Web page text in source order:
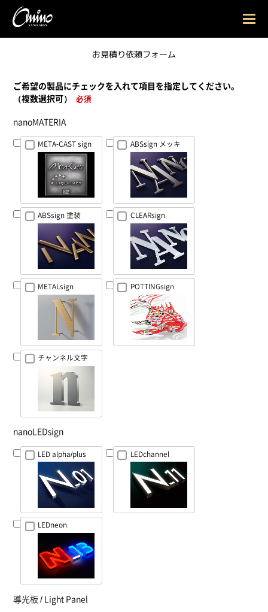
LEDサイン
導光板 nanoLight Panel
会社概要
マガジン
納入事例
お見積り
お問合せ
お見積り依頼フォーム
ご希望の製品にチェックを入れて項目を指定してください。
（複数選択可）
必須
nanoMATERIA
META-CAST sign ABSsign メッキ
ABSsign 塗装 CLEARsign
METALsign POTTINGsign
チャンネル文字
nanoLEDsign
LED alpha/plus LEDchannel
LEDneon
導光板 / Light Panel